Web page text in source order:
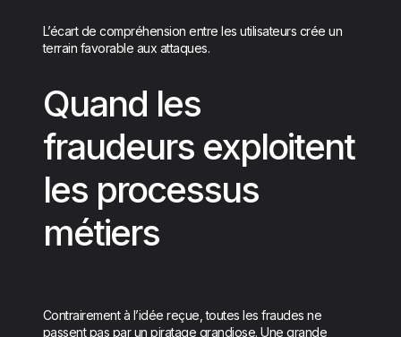
L’écart de compréhension entre les utilisateurs crée un
terrain favorable aux attaques.
Quand les
fraudeurs exploitent
les processus
métiers
Contrairement à l’idée reçue, toutes les fraudes ne
passent pas par un piratage grandiose. Une grande